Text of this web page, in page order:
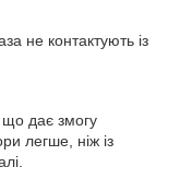
не контактують із
що дає змогу
легше, ніж із